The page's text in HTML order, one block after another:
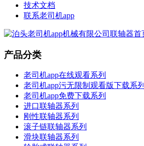
技术文档
联系老司机app
产品分类
老司机app在线观看系列
老司机app污无限制观看版下载系列
老司机app免费下载系列
进口联轴器系列
刚性联轴器系列
滚子链联轴器系列
滑块联轴器系列